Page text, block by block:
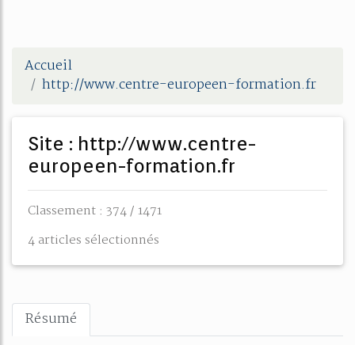
Accueil
http://www.centre-europeen-formation.fr
Site : http://www.centre-
europeen-formation.fr
Classement : 374 / 1471
4 articles sélectionnés
Résumé